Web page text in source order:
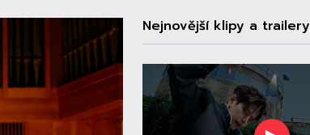
Nejnovější klipy a trailery